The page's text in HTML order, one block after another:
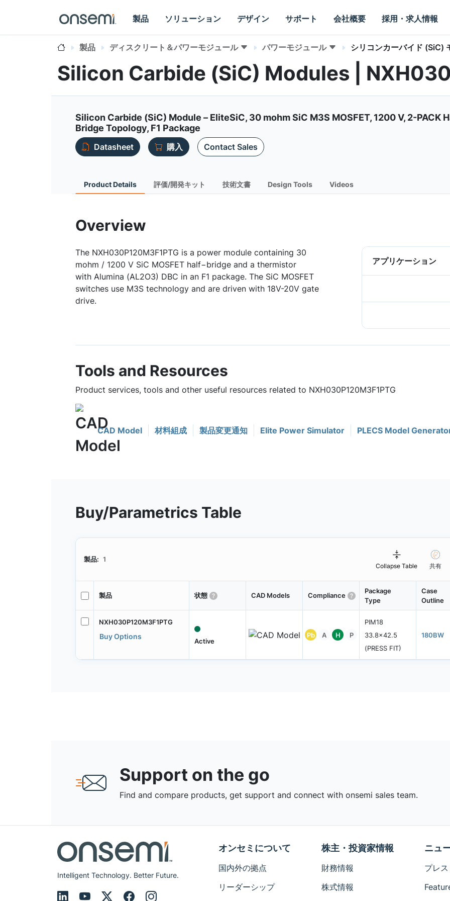
製品 ソリューション デザイン サポート 会社概要 採用・求人情報
製品 ディスクリート＆パワーモジュール パワーモジュール シリコンカーバイド (SiC)
Silicon Carbide (SiC) Modules |
Silicon Carbide (SiC) Module – EliteSiC, 30 mohm SiC M3S MOSFET, 1200 V, 2-PACK
Bridge Topology, F1 Package
Datasheet 購入 Contact Sales
Product Details 評価/開発キット 技術文書 Design Tools Videos
Overview
The NXH030P120M3F1PTG is a power module containing 30
mohm / 1200 V SiC MOSFET half−bridge and a thermistor
with Alumina (AL2O3) DBC in an F1 package. The SiC MOSFET
switches use M3S technology and are driven with 18V-20V gate
drive.
アプリケーション
Tools and Resources
Product services, tools and other useful resources related to NXH030P120M3F1PTG
CAD Model 材料組成 製品変更通知 Elite Power Simulator PLECS Model
Buy/Parametrics Table
製品: 1
Collapse Table 共有
製品 状態 CAD Models Compliance
Package
Type
Case
Outline
NXH030P120M3F1PTG
Buy Options
Active
Pb A H P
PIM18
33.8x42.5
(PRESS FIT)
180BW
Support on the go
Find and compare products, get support and connect with onsemi sales team.
Intelligent Technology. Better Future.
オンセミについて
国内外の拠点
リーダーシップ
株主・投資家情報
財務情報
株式情報
ニュ
プレ